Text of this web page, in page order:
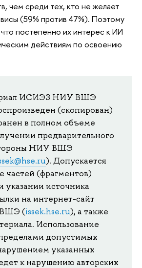
чем среди тех, кто не желает
(59% против 47%). Поэтому
постепенно их интерес к ИИ
действиям по освоению
ИСИЭЗ НИУ ВШЭ
(скопирован)
в полном объеме
предварительного
НИУ ВШЭ
). Допускается
частей (фрагментов)
указании источника
на интернет-сайт
(issek.hse.ru), а также
Использование
допустимых
указанных
к нарушению авторских